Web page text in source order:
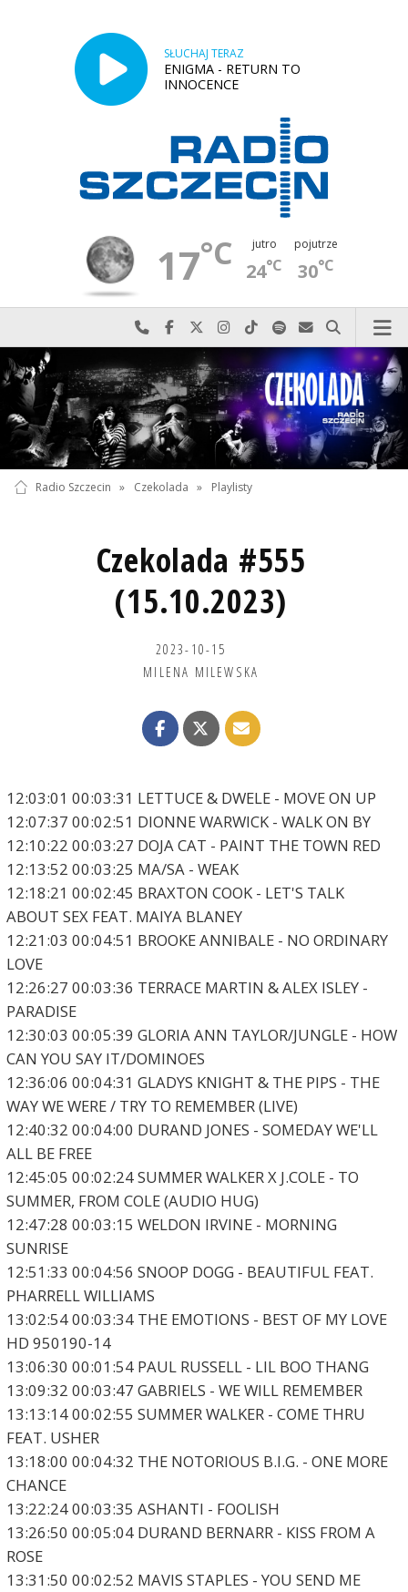
SŁUCHAJ TERAZ
ENIGMA - RETURN TO
INNOCENCE
17°C jutro
24°C
pojutrze
30°C
Najlepiej po prostu do nas zadzwoń
Odwiedź nas na Facebook-u
Odwiedź nas na X
Odwiedź nas na Instagram-ie
Odwiedź nas na TikTok-u
Szukaj nas na Spotify
Wyślij do nas
Szukaj
Radio Szczecin » Czekolada » Playlisty
Czekolada #555
(15.10.2023)
2023-10-15
MILENA MILEWSKA
12:03:01 00:03:31 LETTUCE & DWELE - MOVE ON UP
12:07:37 00:02:51 DIONNE WARWICK - WALK ON BY
12:10:22 00:03:27 DOJA CAT - PAINT THE TOWN RED
12:13:52 00:03:25 MA/SA - WEAK
12:18:21 00:02:45 BRAXTON COOK - LET'S TALK
ABOUT SEX FEAT. MAIYA BLANEY
12:21:03 00:04:51 BROOKE ANNIBALE - NO ORDINARY
LOVE
12:26:27 00:03:36 TERRACE MARTIN & ALEX ISLEY -
PARADISE
12:30:03 00:05:39 GLORIA ANN TAYLOR/JUNGLE - HOW
CAN YOU SAY IT/DOMINOES
12:36:06 00:04:31 GLADYS KNIGHT & THE PIPS - THE
WAY WE WERE / TRY TO REMEMBER (LIVE)
12:40:32 00:04:00 DURAND JONES - SOMEDAY WE'LL
ALL BE FREE
12:45:05 00:02:24 SUMMER WALKER X J.COLE - TO
SUMMER, FROM COLE (AUDIO HUG)
12:47:28 00:03:15 WELDON IRVINE - MORNING
SUNRISE
12:51:33 00:04:56 SNOOP DOGG - BEAUTIFUL FEAT.
PHARRELL WILLIAMS
13:02:54 00:03:34 THE EMOTIONS - BEST OF MY LOVE
HD 950190-14
13:06:30 00:01:54 PAUL RUSSELL - LIL BOO THANG
13:09:32 00:03:47 GABRIELS - WE WILL REMEMBER
13:13:14 00:02:55 SUMMER WALKER - COME THRU
FEAT. USHER
13:18:00 00:04:32 THE NOTORIOUS B.I.G. - ONE MORE
CHANCE
13:22:24 00:03:35 ASHANTI - FOOLISH
13:26:50 00:05:04 DURAND BERNARR - KISS FROM A
ROSE
13:31:50 00:02:52 MAVIS STAPLES - YOU SEND ME